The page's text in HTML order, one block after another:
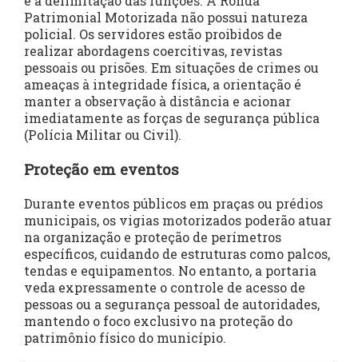
Patrimonial Motorizada não possui natureza
policial. Os servidores estão proibidos de
realizar abordagens coercitivas, revistas
pessoais ou prisões. Em situações de crimes ou
ameaças à integridade física, a orientação é
manter a observação à distância e acionar
imediatamente as forças de segurança pública
(Polícia Militar ou Civil).
Proteção em eventos
Durante eventos públicos em praças ou prédios
municipais, os vigias motorizados poderão atuar
na organização e proteção de perímetros
específicos, cuidando de estruturas como palcos,
tendas e equipamentos. No entanto, a portaria
veda expressamente o controle de acesso de
pessoas ou a segurança pessoal de autoridades,
mantendo o foco exclusivo na proteção do
patrimônio físico do município.